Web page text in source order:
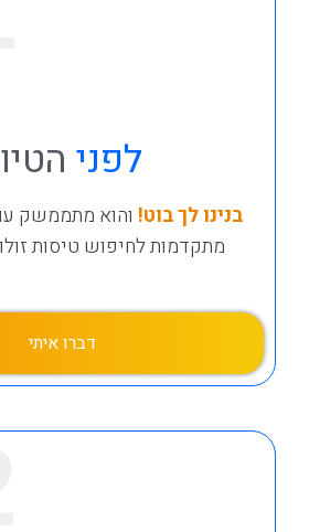
לפני
בנינו לך בוט! והוא מתממשק
מתקדמות לחיפוש טיסות
דברו איתי